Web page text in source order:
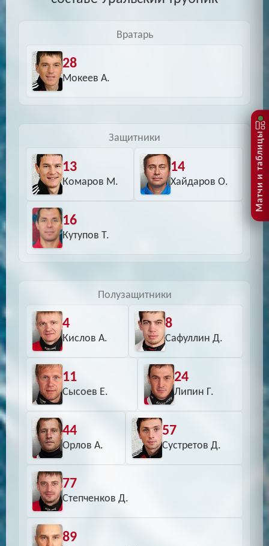
Вратарь
28
Мокеев А.
Защитники
13
Комаров М.
14
Хайдаров О.
16
Кутупов Т.
Полузащитники
4
Кислов А.
8
Сафуллин Д.
11
Сысоев Е.
24
Липин Г.
44
Орлов А.
57
Сустретов Д.
77
Степченков Д.
89
Матчи и таблицы